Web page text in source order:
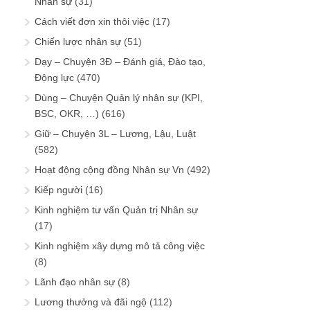
Cách viết đơn xin thôi việc (17)
Chiến lược nhân sự (51)
Dạy – Chuyện 3Đ – Đánh giá, Đào tạo,
Động lực (470)
Dùng – Chuyện Quản lý nhân sự (KPI,
BSC, OKR, …) (616)
Giữ – Chuyện 3L – Lương, Lậu, Luật
(582)
Hoạt động cộng đồng Nhân sự Vn (492)
Kiếp người (16)
Kinh nghiệm tư vấn Quản trị Nhân sự
(17)
Kinh nghiệm xây dựng mô tả công việc
(8)
Lãnh đạo nhân sự (8)
Lương thưởng và đãi ngộ (112)